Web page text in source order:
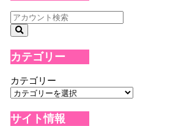
カテゴリー
カテゴリー
サイト情報